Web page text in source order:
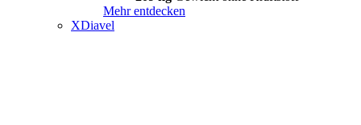
Mehr entdecken
XDiavel